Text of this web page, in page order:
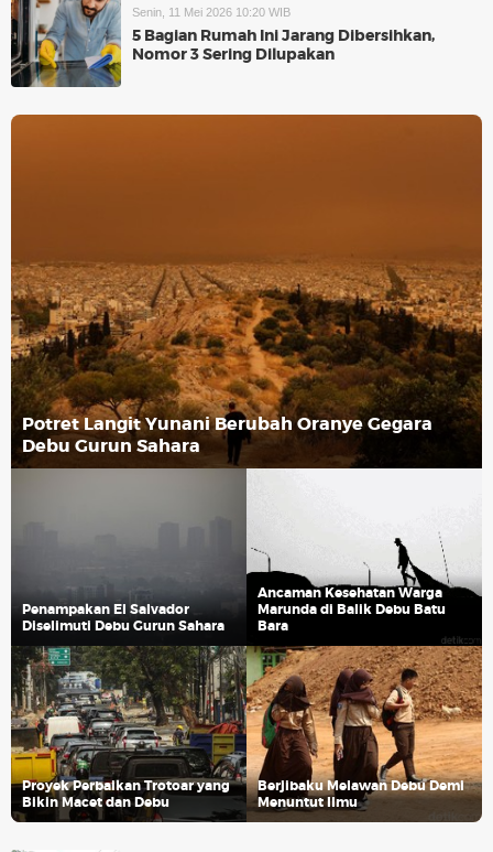
Senin, 11 Mei 2026 10:20 WIB
5 Bagian Rumah Ini Jarang Dibersihkan,
Nomor 3 Sering Dilupakan
Potret Langit Yunani Berubah Oranye Gegara
Debu Gurun Sahara
Penampakan El Salvador
Diselimuti Debu Gurun Sahara
Ancaman Kesehatan Warga
Marunda di Balik Debu Batu
Bara
Proyek Perbaikan Trotoar yang
Bikin Macet dan Debu
Berjibaku Melawan Debu Demi
Menuntut Ilmu